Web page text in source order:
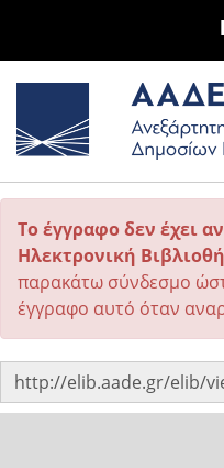
Το έγγραφο δεν έχει
Ηλεκτρονική
παρακάτω σύνδεσμο
έγγραφο αυτό όταν